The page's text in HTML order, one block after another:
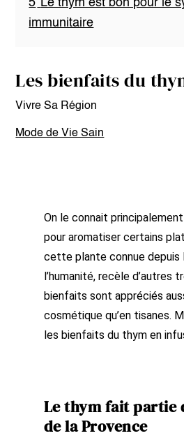
5 Le thym est bon pour le
immunitaire
Les bienfaits du
Vivre Sa Région
Mode de Vie Sain
On le connait
pour aromatiser certains
cette plante connue depuis
l’humanité, recèle d’autres
bienfaits sont appréciés
cosmétique qu’en tisanes.
les bienfaits du thym en
Le thym fait partie
de la Provence